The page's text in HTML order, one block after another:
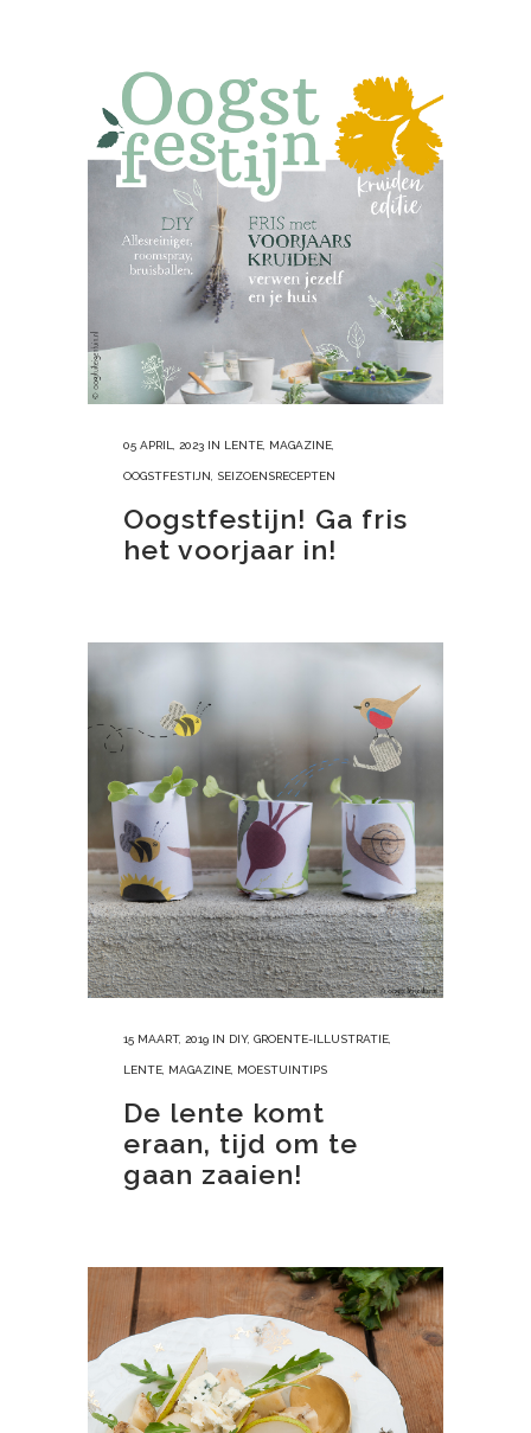
05 APRIL, 2023 IN LENTE MAGAZINE
OOGSTFESTIJN SEIZOENSRECEPTEN
Oogstfestijn! Ga fris
het voorjaar in!
15 MAART, 2019 IN DIY, GROENTE-ILLUSTRATIE
LENTE MAGAZINE MOESTUINTIPS
De lente komt
eraan, tijd om te
gaan zaaien!